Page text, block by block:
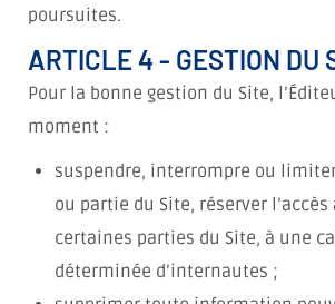
poursuites.
ARTICLE 4 - GESTION DU
Pour la bonne gestion du Site,
moment :
suspendre, interrompre ou
ou partie du Site, réserver l’accès
certaines parties du Site, à une
déterminée d’internautes ;